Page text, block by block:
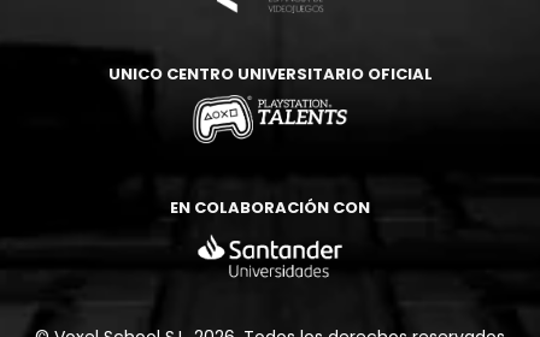
UNICO CENTRO UNIVERSITARIO OFICIAL
EN COLABORACIÓN CON